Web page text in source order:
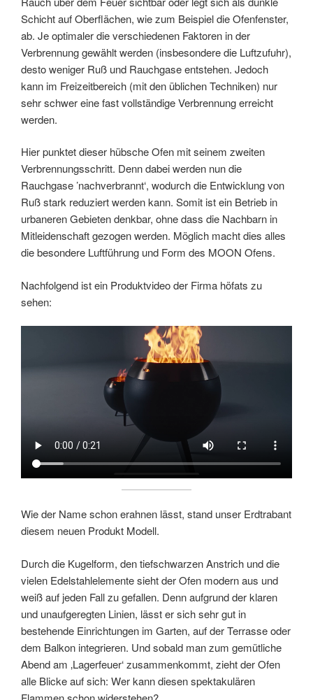
Schicht auf Oberflächen, wie zum Beispiel die Ofenfenster,
ab. Je optimaler die verschiedenen Faktoren in der
Verbrennung gewählt werden (insbesondere die Luftzufuhr),
desto weniger Ruß und Rauchgase entstehen. Jedoch
kann im Freizeitbereich (mit den üblichen Techniken) nur
sehr schwer eine fast vollständige Verbrennung erreicht
werden.
Hier punktet dieser hübsche Ofen mit seinem zweiten
Verbrennungsschritt. Denn dabei werden nun die
Rauchgase ’nachverbrannt‘, wodurch die Entwicklung von
Ruß stark reduziert werden kann. Somit ist ein Betrieb in
urbaneren Gebieten denkbar, ohne dass die Nachbarn in
Mitleidenschaft gezogen werden. Möglich macht dies alles
die besondere Luftführung und Form des MOON Ofens.
Nachfolgend ist ein Produktvideo der Firma höfats zu
sehen:
Wie der Name schon erahnen lässt, stand unser Erdtrabant
diesem neuen Produkt Modell.
Durch die Kugelform, den tiefschwarzen Anstrich und die
vielen Edelstahlelemente sieht der Ofen modern aus und
weiß auf jeden Fall zu gefallen. Denn aufgrund der klaren
und unaufgeregten Linien, lässt er sich sehr gut in
bestehende Einrichtungen im Garten, auf der Terrasse oder
dem Balkon integrieren. Und sobald man zum gemütliche
Abend am ‚Lagerfeuer‘ zusammenkommt, zieht der Ofen
alle Blicke auf sich: Wer kann diesen spektakulären